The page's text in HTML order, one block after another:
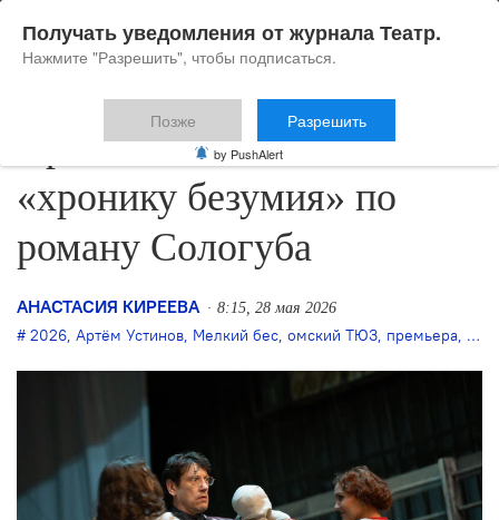
Артём Устинов ставит
«хронику безумия» по
роману Сологуба
АНАСТАСИЯ КИРЕЕВА 8:15, 28 мая 2026
2026, Артём Устинов, Мелкий бес, омский ТЮЗ, премьера,
Получать уведомления от журнала Театр.
Нажмите "Разрешить", чтобы подписаться.
Позже Разрешить
by PushAlert